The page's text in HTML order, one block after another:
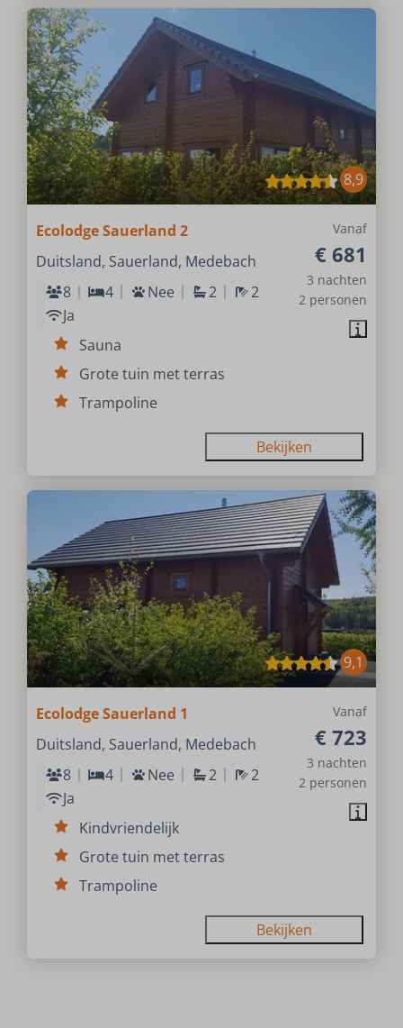
8,9
Vanaf
€ 681
3 nachten
2 personen
Ecolodge Sauerland 2
Duitsland, Sauerland, Medebach
8
4 Nee 2
2
Ja
Sauna
Grote tuin met terras
Trampoline
Bekijken
9,1
Vanaf
€ 723
3 nachten
2 personen
Ecolodge Sauerland 1
Duitsland, Sauerland, Medebach
8
4 Nee 2
2
Ja
Kindvriendelijk
Grote tuin met terras
Trampoline
Bekijken